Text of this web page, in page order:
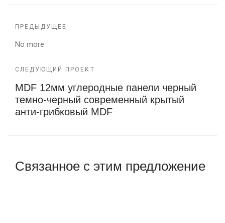
ПРЕДЫДУЩЕЕ
No more
СЛЕДУЮЩИЙ ПРОЕКТ
MDF 12мм углеродные панели черный
темно-черный современный крытый
анти-грибковый MDF
Связанное с этим предложение